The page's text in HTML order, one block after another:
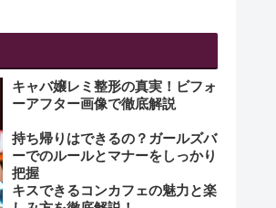
キャバ嬢レミ整形の真実！ビフォ
ーアフター画像で徹底解説
持ち帰りはできるの？ガールズバ
ーでのルールとマナーをしっかり
把握
キスできるコンカフェの魅力と楽